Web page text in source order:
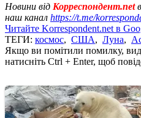
Новини від Корреспондент.net
наш канал https://t.me/
Читайте Korrespondent.net в
ТЕГИ: космос, США, Луна,
Якщо ви помітили помилку,
натисніть Ctrl + Enter, щоб